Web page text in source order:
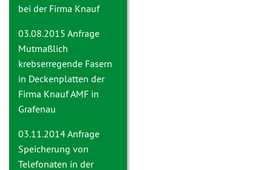
bei der Firma Knauf
03.08.2015 Anfrage
Mutmaßlich
krebserregende Fasern
in Deckenplatten der
Firma Knauf AMF in
Grafenau
03.11.2014 Anfrage
Speicherung von
Telefonaten in der